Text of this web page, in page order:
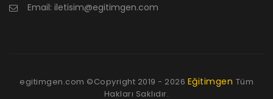
Email: iletisim@egitimgen.com
egitimgen.com ©Copyright 2019 - 2026 Eğitimgen Tüm
Hakları Saklıdır.